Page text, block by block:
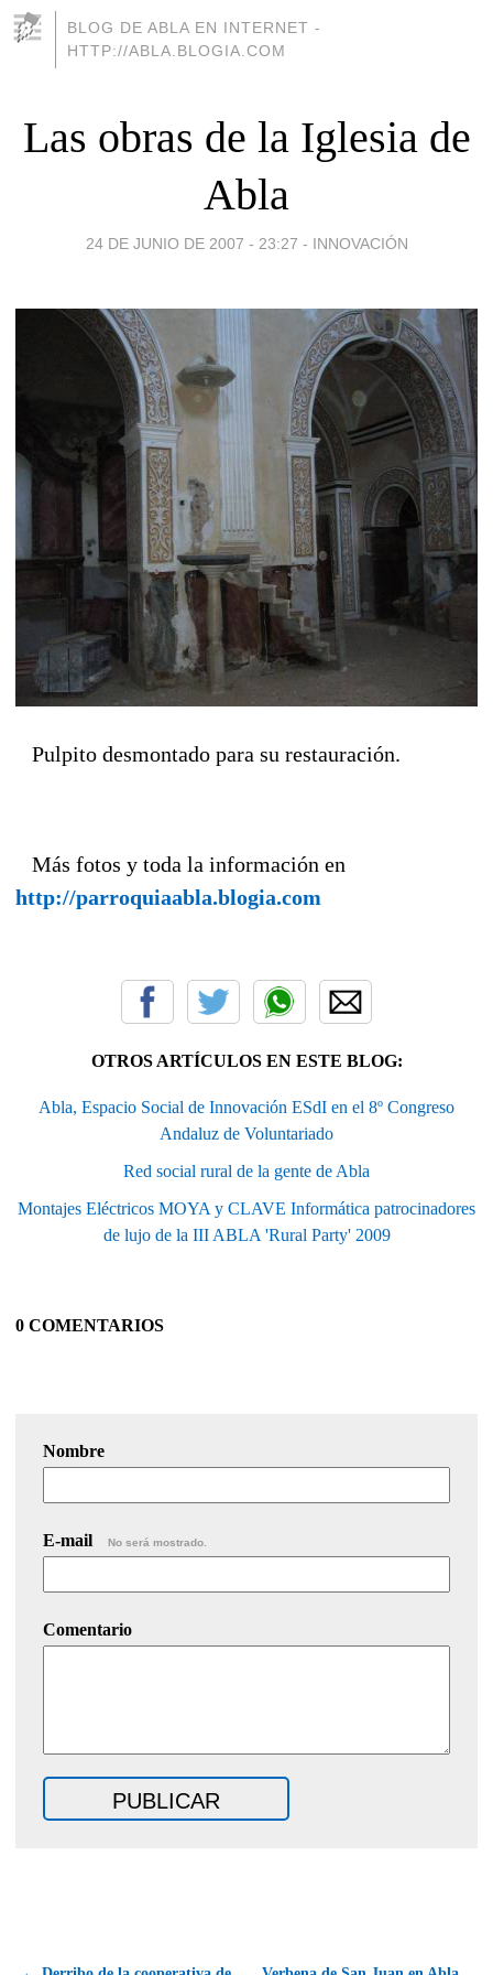
BLOG DE ABLA EN INTERNET -
HTTP://ABLA.BLOGIA.COM
Las obras de la Iglesia de
Abla
24 DE JUNIO DE 2007 - 23:27 - INNOVACIÓN
Pulpito desmontado para su restauración.
Más fotos y toda la información en
http://parroquiaabla.blogia.com
OTROS ARTÍCULOS EN ESTE BLOG:
Abla, Espacio Social de Innovación ESdI en el 8º Congreso
Andaluz de Voluntariado
Red social rural de la gente de Abla
Montajes Eléctricos MOYA y CLAVE Informática patrocinadores
de lujo de la III ABLA 'Rural Party' 2009
0 COMENTARIOS
Nombre
E-mail No será mostrado.
Comentario